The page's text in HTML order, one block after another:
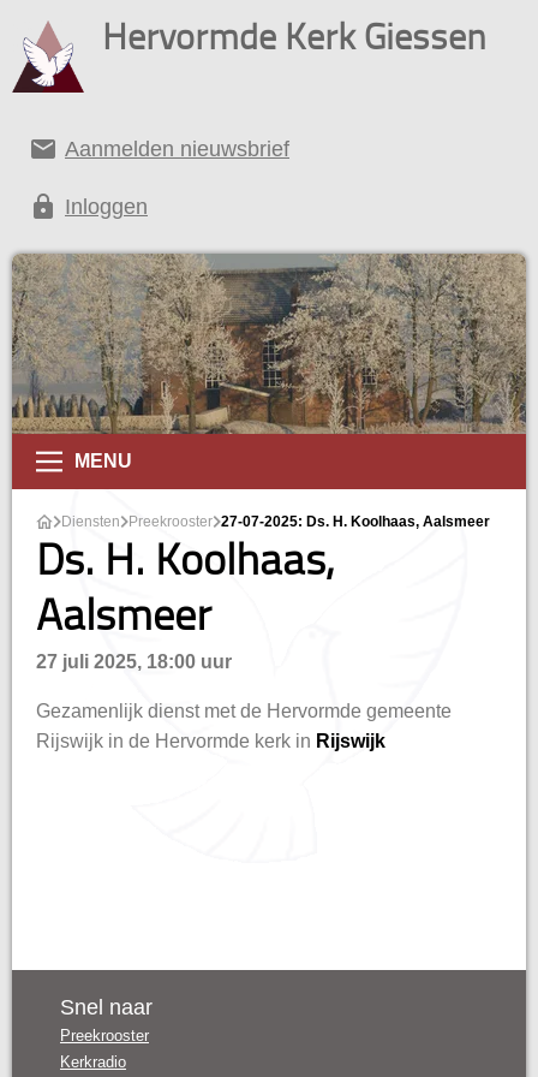
Hervormde Kerk Giessen
email Aanmelden nieuwsbrief
lock Inloggen
MENU
Diensten Preekrooster 27-07-2025: Ds. H. Koolhaas, Aalsmeer
Ds. H. Koolhaas,
Aalsmeer
27 juli 2025, 18:00 uur
Gezamenlijk dienst met de Hervormde gemeente
Rijswijk in de Hervormde kerk in Rijswijk
Snel naar
Preekrooster
Kerkradio